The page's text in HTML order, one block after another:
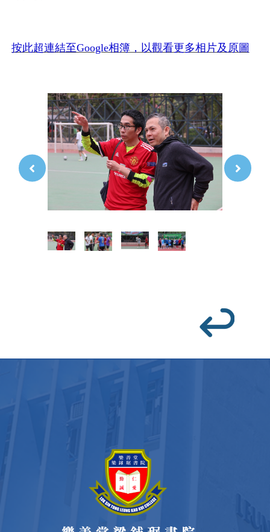
按此超連結至Google相簿，以觀看更多相片及原圖